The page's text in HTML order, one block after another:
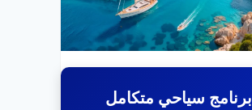
برنامج سياحي متكامل